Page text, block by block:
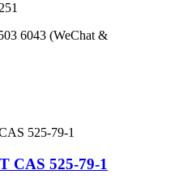
6043 (WeChat &
CAS 525-79-1